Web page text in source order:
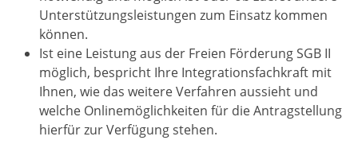
Unterstützungsleistungen zum Einsatz kommen
können.
Ist eine Leistung aus der Freien Förderung SGB II
möglich, bespricht Ihre Integrationsfachkraft mit
Ihnen, wie das weitere Verfahren aussieht und
welche Onlinemöglichkeiten für die Antragstellung
hierfür zur Verfügung stehen.